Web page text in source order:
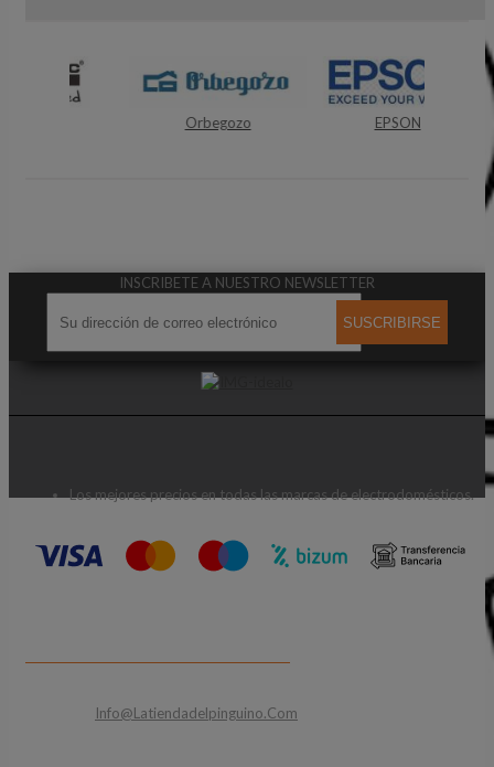
Orbegozo
INSCRIBETE A NUESTRO NEWSLETTER
SUSCRIBIRSE
Los mejores precios en todas las marcas de electrodomésticos.
Info@latiendadelpinguino.com